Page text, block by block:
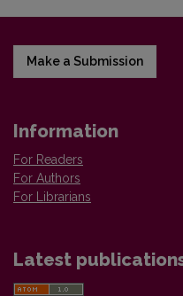
Make a Submission
Information
For Readers
For Authors
For Librarians
Latest